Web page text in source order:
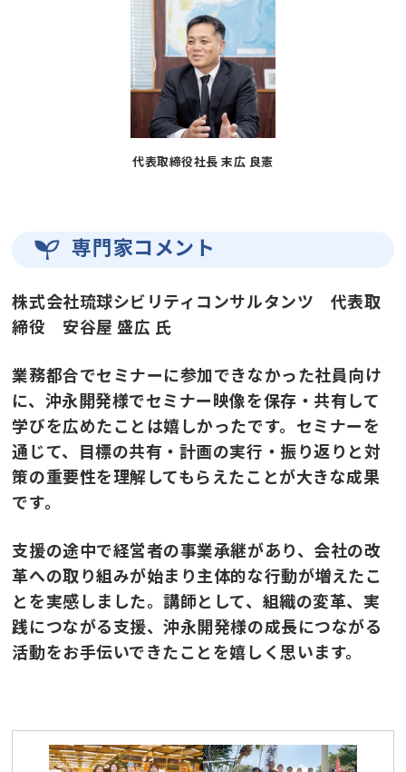
代表取締役社長 末広 良憲
専門家コメント
株式会社琉球シビリティコンサルタンツ 代表取
締役 安谷屋 盛広 氏
業務都合でセミナーに参加できなかった社員向け
に、沖永開発様でセミナー映像を保存・共有して
学びを広めたことは嬉しかったです。セミナーを
通じて、目標の共有・計画の実行・振り返りと対
策の重要性を理解してもらえたことが大きな成果
です。
支援の途中で経営者の事業承継があり、会社の改
革への取り組みが始まり主体的な行動が増えたこ
とを実感しました。講師として、組織の変革、実
践につながる支援、沖永開発様の成長につながる
活動をお手伝いできたことを嬉しく思います。